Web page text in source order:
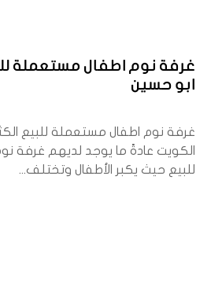
ابو حسين
غرفة نوم اطفال مستعملة للبيع
الكويت عادةً ما يوجد لديهم غرفة
للبيع حيث يكبر الأطفال وتختلف...